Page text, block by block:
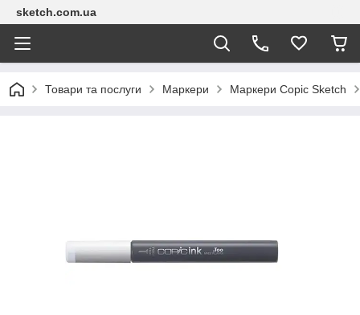
sketch.com.ua
Товари та послуги Маркери Маркери Copic Sketch